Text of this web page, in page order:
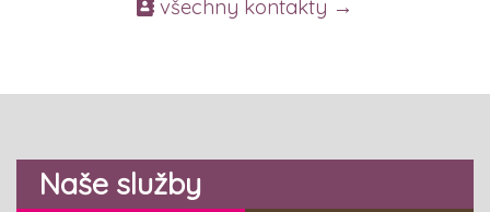
všechny kontakty →
Naše služby